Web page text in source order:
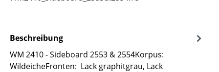
Beschreibung
WM 2410 - Sideboard 2553 & 2554Korpus:
WildeicheFronten: Lack graphitgrau, Lack